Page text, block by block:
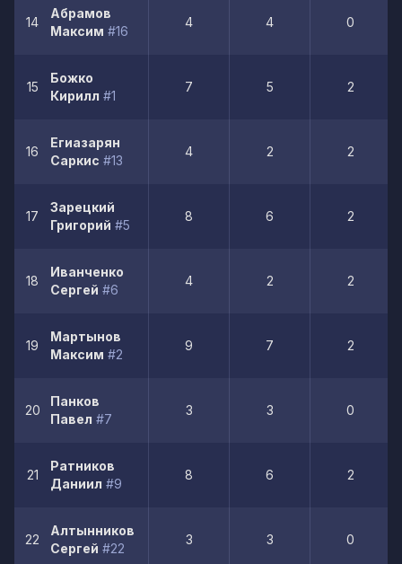
14
Абрамов
Максим #16
4 4 0
15
Божко
Кирилл #1
7 5 2
16
Егиазарян
Саркис #13
4 2 2
17
Зарецкий
Григорий #5
8 6 2
18
Иванченко
Сергей #6
4 2 2
19
Мартынов
Максим #2
9 7 2
20
Панков
Павел #7
3 3 0
21
Ратников
Даниил #9
8 6 2
22
Алтынников
Сергей #22
3 3 0